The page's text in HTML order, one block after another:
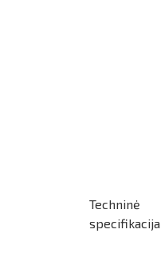
Techninė
specifikacija